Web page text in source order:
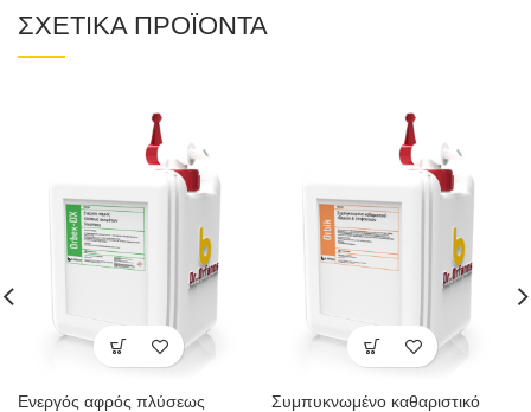
ΣΧΕΤΙΚΑ ΠΡΟΪΟΝΤΑ
Ενεργός αφρός πλύσεως
Συμπυκνωμένο καθαριστικό